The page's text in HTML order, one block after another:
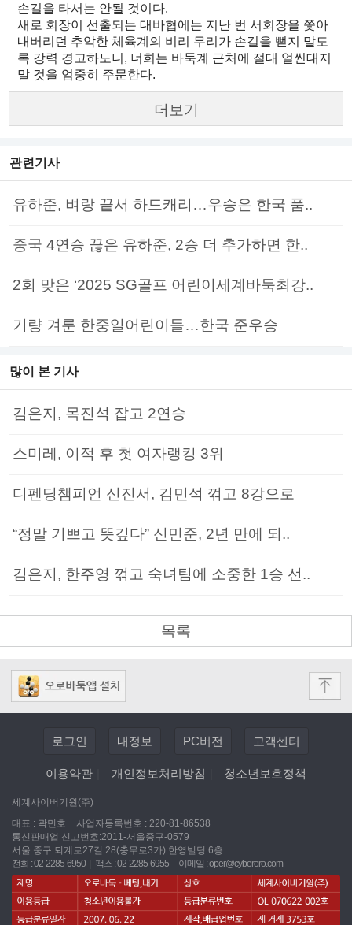
손길을 타서는 안될 것이다.
새로 회장이 선출되는 대바협에는 지난 번 서회장을 쫓아
내버리던 추악한 체육계의 비리 무리가 손길을 뻗지 말도
록 강력 경고하노니, 너희는 바둑계 근처에 절대 얼씬대지
말 것을 엄중히 주문한다.
더보기
관련기사
유하준, 벼랑 끝서 하드캐리…우승은 한국 품..
중국 4연승 끊은 유하준, 2승 더 추가하면 한..
2회 맞은 ‘2025 SG골프 어린이세계바둑최강..
기량 겨룬 한중일어린이들…한국 준우승
많이 본 기사
김은지, 목진석 잡고 2연승
스미레, 이적 후 첫 여자랭킹 3위
디펜딩챔피언 신진서, 김민석 꺾고 8강으로
“정말 기쁘고 뜻깊다” 신민준, 2년 만에 되..
김은지, 한주영 꺾고 숙녀팀에 소중한 1승 선..
목록
로그인 내정보 PC버전 고객센터
이용약관 개인정보처리방침 청소년보호정책
세계사이버기원(주)
대표 : 곽민호
사업자등록번호 : 220-81-86538
통신판매업 신고번호:2011-서울중구-0579
서울 중구 퇴계로27길 28(충무로3가) 한영빌딩 6층
전화 : 02-2285-6950
팩스 : 02-2285-6955 이메일 :oper@cyberoro.com